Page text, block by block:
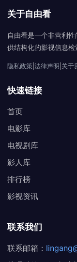
关于自由看
自由看是一个非营利
供结构化的影视信息检
隐私政策 法律声明 关于
快速链接
首页
电影库
电视剧库
影人库
排行榜
影视资讯
联系我们
联系邮箱：